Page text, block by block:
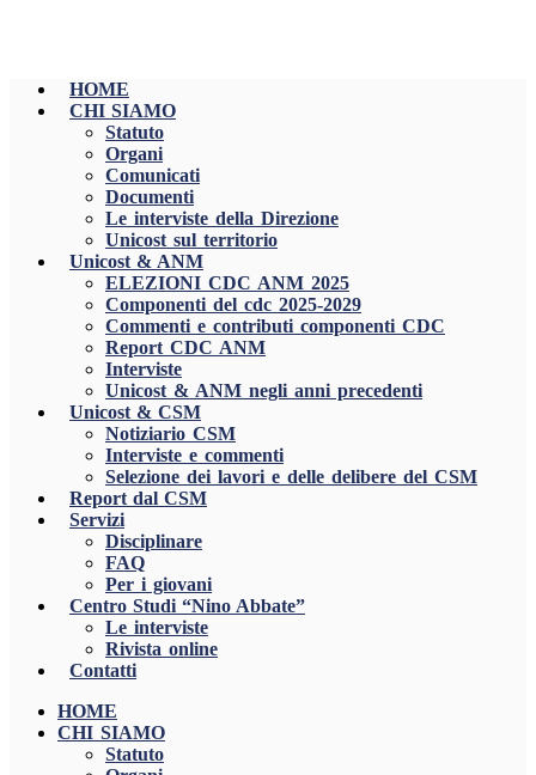
HOME
CHI SIAMO
Statuto
Organi
Comunicati
Documenti
Le interviste della Direzione
Unicost sul territorio
Unicost & ANM
ELEZIONI CDC ANM 2025
Componenti del cdc 2025-2029
Commenti e contributi componenti CDC
Report CDC ANM
Interviste
Unicost & ANM negli anni precedenti
Unicost & CSM
Notiziario CSM
Interviste e commenti
Selezione dei lavori e delle delibere del CSM
Report dal CSM
Servizi
Disciplinare
FAQ
Per i giovani
Centro Studi “Nino Abbate”
Le interviste
Rivista online
Contatti
HOME
CHI SIAMO
Statuto